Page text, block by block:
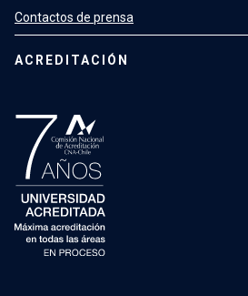
Contactos de prensa
ACREDITACIÓN